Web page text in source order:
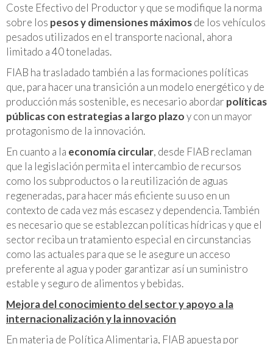
Coste Efectivo del Productor y que se modifique la norma
sobre los pesos y dimensiones máximosde los vehículos
pesados utilizados en el transporte nacional, ahora
limitado a 40 toneladas.
FIAB ha trasladado también a las formaciones políticas
que, para hacer una transición a un modelo energético y de
producción más sostenible, es necesario abordar políticas
públicas con estrategias a largo plazoy con un mayor
protagonismo de la innovación.
En cuanto a la economía circular, desde FIAB reclaman
que la legislación permita el intercambio de recursos
como los subproductos o la reutilización de aguas
regeneradas, para hacer más eficiente su uso en un
contexto de cada vez más escasez y dependencia. También
es necesario que se establezcan políticas hídricas y que el
sector reciba un tratamiento especial en circunstancias
como las actuales para que se le asegure un acceso
preferente al agua y poder garantizar así un suministro
estable y seguro de alimentos y bebidas.
Mejora del conocimiento del sector y apoyo a la
internacionalización y la innovación
En materia de Política Alimentaria, FIAB apuesta por